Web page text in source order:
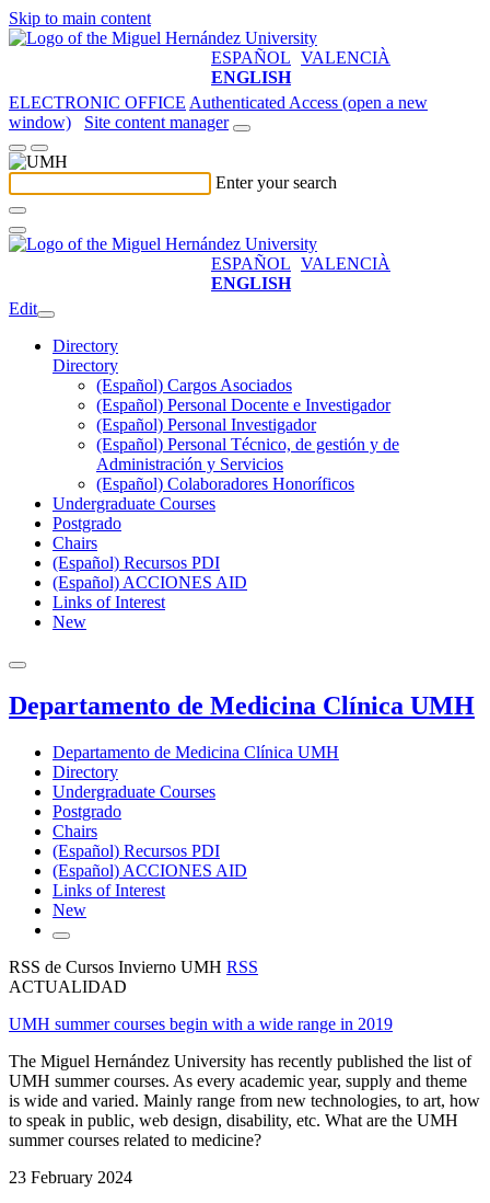
Skip to main content
ESPAÑOL VALENCIÀ
ENGLISH
ELECTRONIC OFFICE Authenticated Access (open a new
window)
Site content manager
Enter your search
ESPAÑOL VALENCIÀ
ENGLISH
Edit
Directory
Directory
(Español) Cargos Asociados
(Español) Personal Docente e Investigador
(Español) Personal Investigador
(Español) Personal Técnico, de gestión y de
Administración y Servicios
(Español) Colaboradores Honoríficos
Undergraduate Courses
Postgrado
Chairs
(Español) Recursos PDI
(Español) ACCIONES AID
Links of Interest
New
Departamento de Medicina Clínica UMH
Departamento de Medicina Clínica UMH
Directory
Undergraduate Courses
Postgrado
Chairs
(Español) Recursos PDI
(Español) ACCIONES AID
Links of Interest
New
RSS de Cursos Invierno UMH RSS
ACTUALIDAD
UMH summer courses begin with a wide range in 2019
The Miguel Hernández University has recently published the list of
UMH summer courses. As every academic year, supply and theme
is wide and varied. Mainly range from new technologies, to art, how
to speak in public, web design, disability, etc. What are the UMH
summer courses related to medicine?
23 February 2024